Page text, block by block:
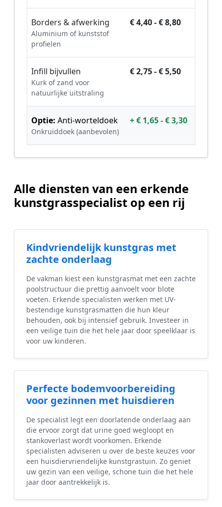
Borders & afwerking
Aluminium of kunststof
profielen
€ 4,40 - € 8,80
Infill bijvullen
Kurk of zand voor
natuurlijke uitstraling
€ 2,75 - € 5,50
Optie: Anti-worteldoek
Onkruiddoek (aanbevolen)
+ € 1,65 - € 3,30
Alle diensten van een erkende
kunstgrasspecialist op een rij
Kindvriendelijk kunstgras met
zachte onderlaag
De vakman kiest een kunstgrasmat met een zachte
poolstructuur die prettig aanvoelt voor blote
voeten. Erkende specialisten werken met UV-
bestendige kunstgrasmatten die hun kleur
behouden, ook bij intensief gebruik. Investeer in
een veilige tuin die het hele jaar door speelklaar is
voor uw kinderen.
Perfecte bodemvoorbereiding
voor gezinnen met huisdieren
De specialist legt een doorlatende onderlaag aan
die ervoor zorgt dat urine goed wegloopt en
stankoverlast wordt voorkomen. Erkende
specialisten adviseren u over de beste keuzes voor
een huisdiervriendelijke kunstgrastuin. Zo geniet
uw gezin van een veilige, schone tuin die het hele
jaar door aantrekkelijk is.